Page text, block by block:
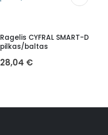
Ragelis CYFRAL SMART-D
pilkas/baltas
28,04 €